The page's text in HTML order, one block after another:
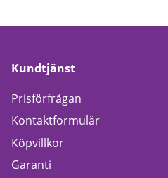
Kundtjänst
Prisförfrågan
Kontaktformulär
Köpvillkor
Garanti